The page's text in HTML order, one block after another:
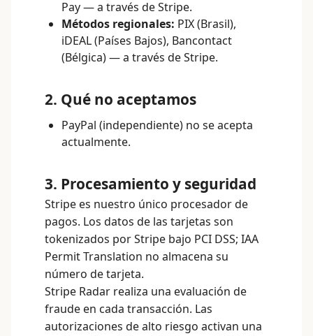
Pay — a través de Stripe.
Métodos regionales: PIX (Brasil),
iDEAL (Países Bajos), Bancontact
(Bélgica) — a través de Stripe.
2. Qué no aceptamos
PayPal (independiente) no se acepta
actualmente.
3. Procesamiento y seguridad
Stripe es nuestro único procesador de
pagos. Los datos de las tarjetas son
tokenizados por Stripe bajo PCI DSS; IAA
Permit Translation no almacena su
número de tarjeta.
Stripe Radar realiza una evaluación de
fraude en cada transacción. Las
autorizaciones de alto riesgo activan una